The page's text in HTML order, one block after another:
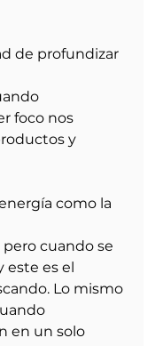
de profundizar
foco nos
y
como la
cuando se
este es el
Lo mismo
en un solo